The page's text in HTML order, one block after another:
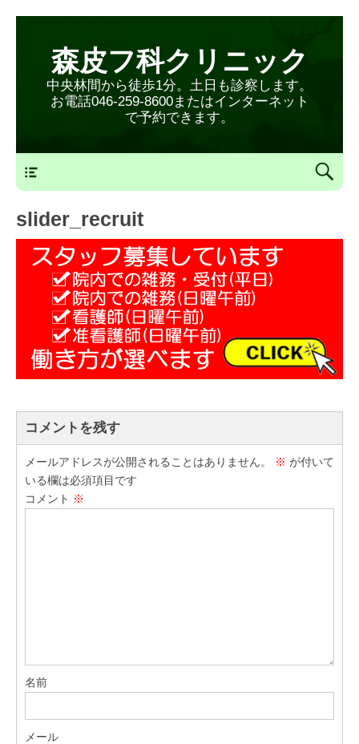
森皮フ科クリニック
中央林間から徒歩1分。土日も診察します。
お電話046-259-8600またはインターネット
で予約できます。
slider_recruit
コメントを残す
メールアドレスが公開されることはありません。 ※ が付いて
いる欄は必須項目です
コメント ※
名前
メール